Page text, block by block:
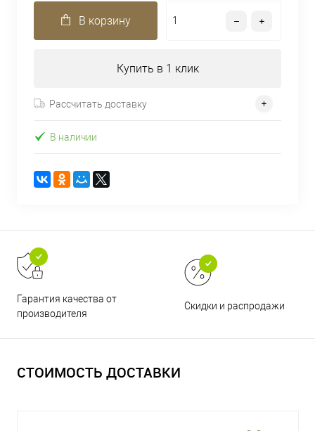
В корзину
Купить в 1 клик
Рассчитать доставку
В наличии
Гарантия качества от
производителя
Скидки и распродажи
СТОИМОСТЬ ДОСТАВКИ